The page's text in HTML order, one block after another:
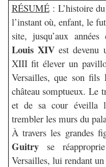
RÉSUMÉ: L’histoire du
l’instant où, enfant, le
site, jusqu’aux
Louis XIVest devenu
XIII fit élever un
Versailles, que son
château somptueux. Le
et de sa cour éveilla
trembler les murs du
À travers les grandes
Guitryse
Versailles, lui rendant